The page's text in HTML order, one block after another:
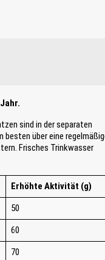
sind in der separaten
über eine
Frisches Trinkwasser
Erhöhte Aktivität (g)
50
60
70